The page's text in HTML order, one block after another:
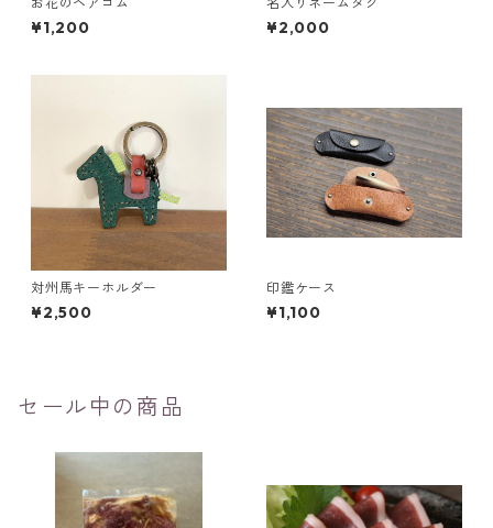
¥1,200 ¥2,000
対州馬キーホルダー
¥2,500
印鑑ケース
¥1,100
セール中の商品